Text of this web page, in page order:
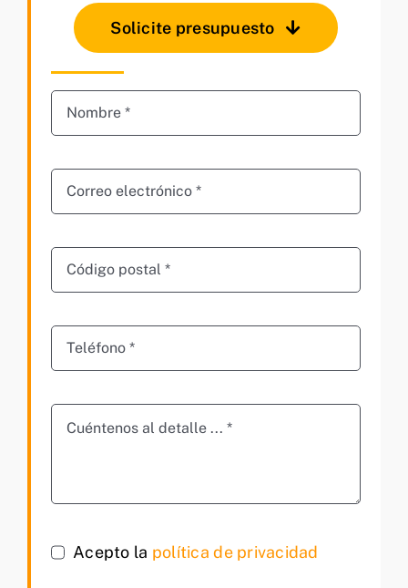
Solicite presupuesto
Acepto la política de privacidad